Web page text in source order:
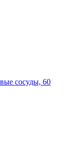
сосуды, 60